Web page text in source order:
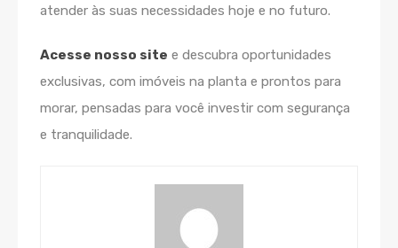
atender às suas necessidades hoje e no futuro.
Acesse nosso site e descubra oportunidades
exclusivas, com imóveis na planta e prontos para
morar, pensadas para você investir com segurança
e tranquilidade.